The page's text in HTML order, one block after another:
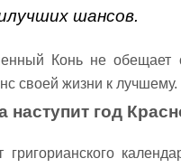
шансов.
Конь не обещает
своей жизни к лучшему.
наступит год
григорианского